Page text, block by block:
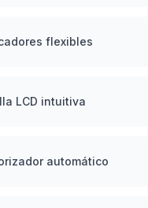
flexibles
LCD intuitiva
automático